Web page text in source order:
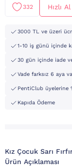
332 Hızlı Al
3000 TL ve üzeri
1-10 iş günü içinde
30 gün içinde iade
Vade farksız 6 aya
PentiClub üyelerine
Kapıda Ödeme
Kız Çocuk Sarı
Ürün Açıklaması